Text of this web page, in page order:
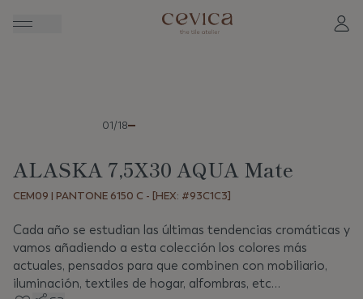
01/18
ALASKA 7,5X30 AQUA Mate
CEM09 | PANTONE 6150 C - [HEX: #93C1C3]
Cada año se estudian las últimas tendencias cromáticas y
vamos añadiendo a esta colección los colores más
actuales, pensados para que combinen con mobiliario,
iluminación, textiles de hogar, alfombras, etc…